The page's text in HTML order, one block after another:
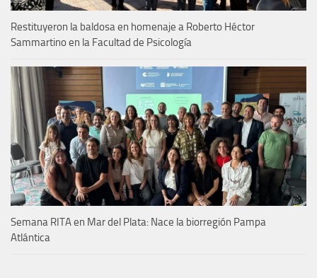
Restituyeron la baldosa en homenaje a Roberto Héctor
Sammartino en la Facultad de Psicología
Semana RITA en Mar del Plata: Nace la biorregión Pampa
Atlántica